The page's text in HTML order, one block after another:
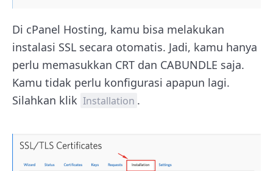
Di cPanel Hosting, kamu bisa melakukan
instalasi SSL secara otomatis. Jadi, kamu hanya
perlu memasukkan CRT dan CABUNDLE saja.
Kamu tidak perlu konfigurasi apapun lagi.
Silahkan klik Installation .